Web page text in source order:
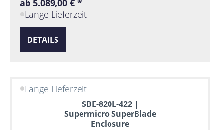
ab 5.089,00 € *
Lange Lieferzeit
DETAILS
Lange Lieferzeit
SBE-820L-422 |
Supermicro SuperBlade
Enclosure